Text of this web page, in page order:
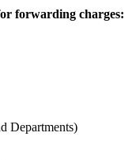
forwarding charges:
Departments)